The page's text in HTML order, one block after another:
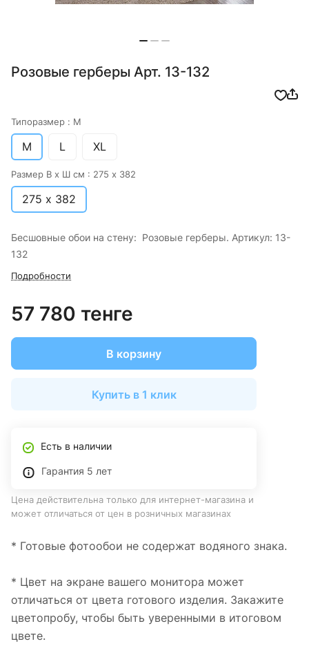
Розовые герберы Арт. 13-132
Типоразмер : M
M L XL
Размер В х Ш см : 275 х 382
275 х 382
Бесшовные обои на стену: Розовые герберы. Артикул: 13-
132
Подробности
57 780 тенге
В корзину
Купить в 1 клик
Есть в наличии
Гарантия 5 лет
Цена действительна только для интернет-магазина и
может отличаться от цен в розничных магазинах
* Готовые фотообои не содержат водяного знака.
* Цвет на экране вашего монитора может
отличаться от цвета готового изделия. Закажите
цветопробу, чтобы быть уверенными в итоговом
цвете.